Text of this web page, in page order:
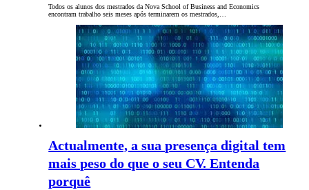
Todos os alunos dos mestrados da Nova School of Business and Economics
encontram trabalho seis meses após terminarem os mestrados,…
Actualmente, a sua presença digital tem
mais peso do que o seu CV. Entenda
porquê